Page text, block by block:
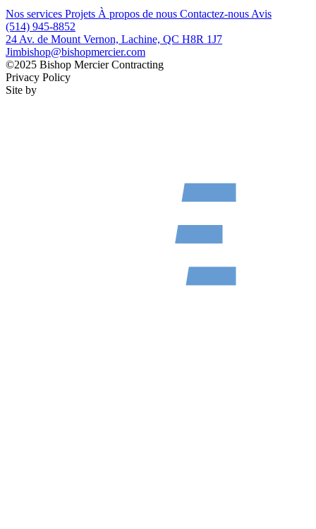
Nos services Projets À propos de nous Contactez-nous Avis
(514) 945-8852
24 Av. de Mount Vernon, Lachine, QC H8R 1J7
Jimbishop@bishopmercier.com
©2025 Bishop Mercier Contracting
Privacy Policy
Site by